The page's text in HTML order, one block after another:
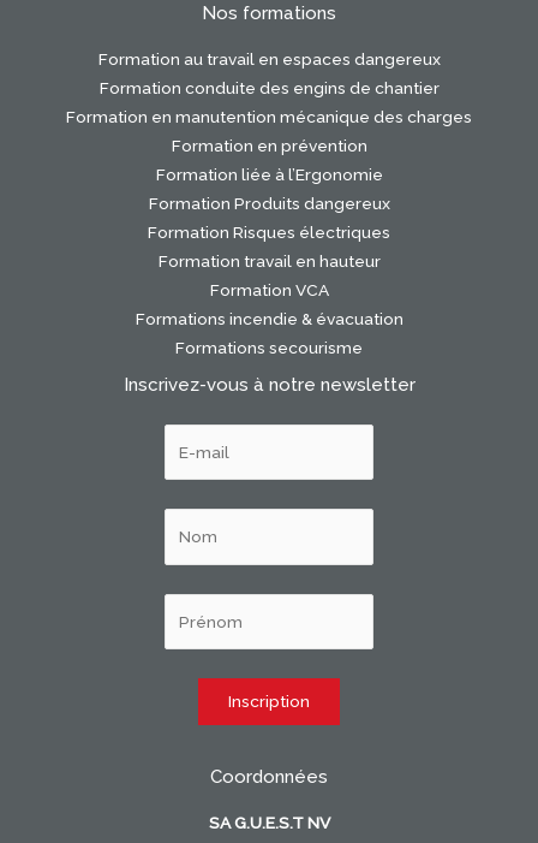
Nos formations
Formation au travail en espaces dangereux
Formation conduite des engins de chantier
Formation en manutention mécanique des charges
Formation en prévention
Formation liée à l’Ergonomie
Formation Produits dangereux
Formation Risques électriques
Formation travail en hauteur
Formation VCA
Formations incendie & évacuation
Formations secourisme
Inscrivez-vous à notre newsletter
Coordonnées
SA G.U.E.S.T NV